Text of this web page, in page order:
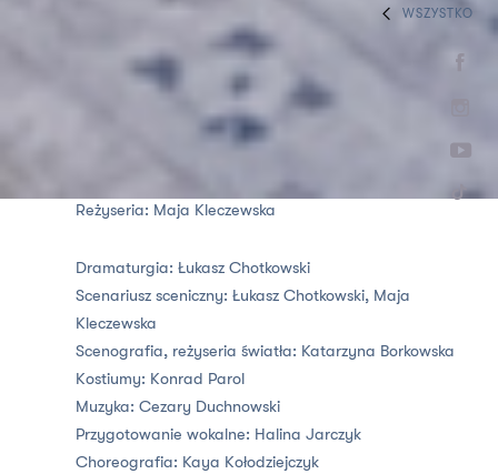
WSZYSTKO
Reżyseria: Maja Kleczewska
Dramaturgia:Łukasz Chotkowski
Scenariusz sceniczny:Łukasz Chotkowski, Maja
Kleczewska
Scenografia, reżyseria światła: Katarzyna Borkowska
Kostiumy: Konrad Parol
Muzyka:Cezary Duchnowski
Przygotowanie wokalne: Halina Jarczyk
Choreografia: Kaya Kołodziejczyk